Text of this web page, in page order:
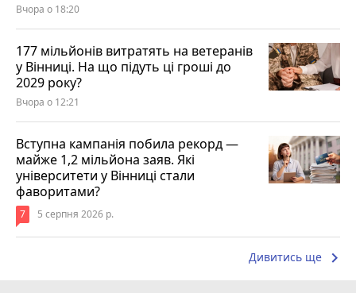
Вчора о 18:20
177 мільйонів витратять на ветеранів
у Вінниці. На що підуть ці гроші до
2029 року?
Вчора о 12:21
Вступна кампанія побила рекорд —
майже 1,2 мільйона заяв. Які
університети у Вінниці стали
фаворитами?
7 5 серпня 2026 р.
Дивитись ще keyboard_arrow_right